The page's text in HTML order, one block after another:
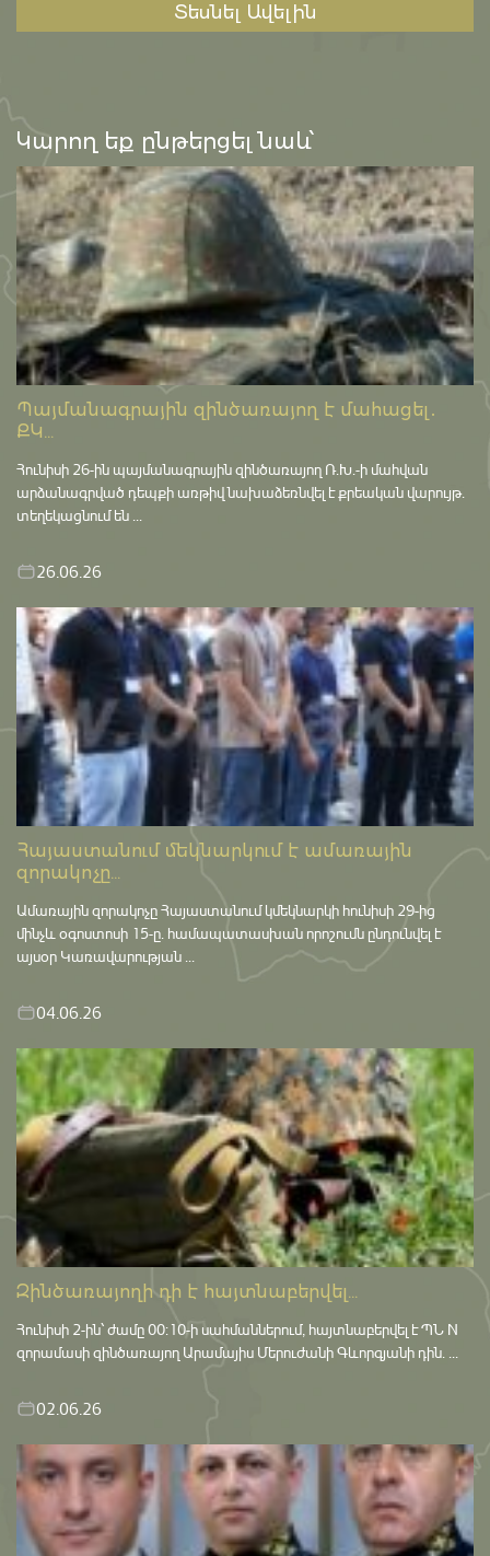
Տեսնել Ավելին
Կարող եք ընթերցել նաև՝
Պայմանագրային զինծառայող է մահացել․
ՔԿ...
Հունիսի 26-ին պայմանագրային զինծառայող Ռ.Խ.-ի մահվան
արձանագրված դեպքի առթիվ նախաձեռնվել է քրեական վարույթ․
տեղեկացնում են ...
26.06.26
Հայաստանում մեկնարկում է ամառային
զորակոչը...
Ամառային զորակոչը Հայաստանում կմեկնարկի հունիսի 29-ից
մինչև օգոստոսի 15-ը․ համապատասխան որոշումն ընդունվել է
այսօր Կառավարության ...
04.06.26
Զինծառայողի դի է հայտնաբերվել...
Հունիսի 2-ին՝ ժամը 00:10-ի սահմաններում, հայտնաբերվել է ՊՆ N
զորամասի զինծառայող Արամայիս Մերուժանի Գևորգյանի դին. ...
02.06.26